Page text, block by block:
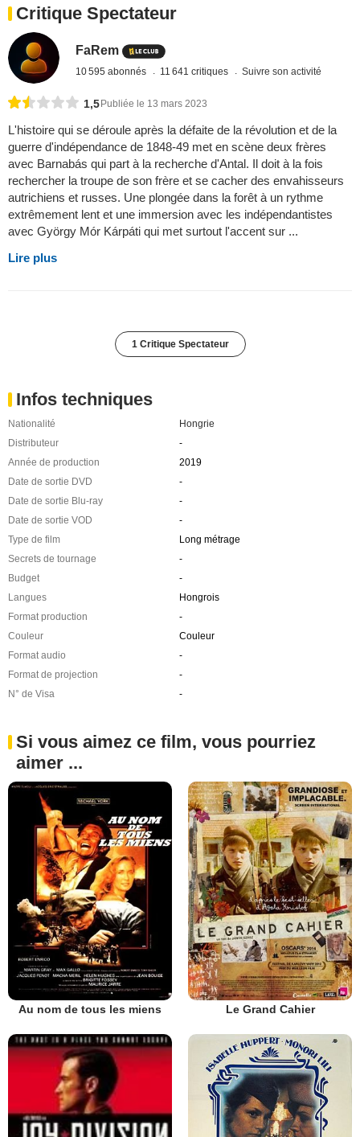
Critique Spectateur
FaRem
10 595 abonnés 11 641 critiques Suivre son activité
1,5 Publiée le 13 mars 2023
L'histoire qui se déroule après la défaite de la révolution et de la
guerre d'indépendance de 1848-49 met en scène deux frères
avec Barnabás qui part à la recherche d'Antal. Il doit à la fois
rechercher la troupe de son frère et se cacher des envahisseurs
autrichiens et russes. Une plongée dans la forêt à un rythme
extrêmement lent et une immersion avec les indépendantistes
avec György Mór Kárpáti qui met surtout l'accent sur ...
Lire plus
1 Critique Spectateur
Infos techniques
Nationalité
Hongrie
Distributeur
-
Année de production
2019
Date de sortie DVD
-
Date de sortie Blu-ray
-
Date de sortie VOD
-
Type de film
Long métrage
Secrets de tournage
-
Budget
-
Langues
Hongrois
Format production
-
Couleur
Couleur
Format audio
-
Format de projection
-
N° de Visa
-
Si vous aimez ce film, vous pourriez
aimer ...
Au nom de tous les miens Le Grand Cahier